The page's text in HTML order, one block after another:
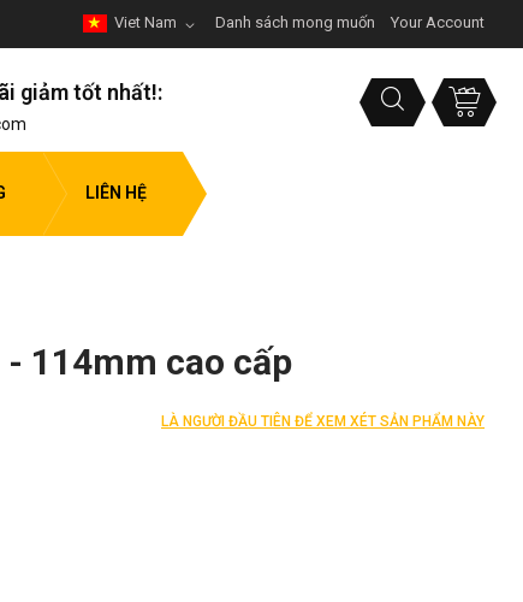
Danh sách mong muốn Your Account
Viet Nam
giảm tốt nhất!:
LIÊN HỆ
114mm cao cấp
LÀ NGƯỜI ĐẦU TIÊN ĐỂ XEM XÉT SẢN PHẨM NÀY